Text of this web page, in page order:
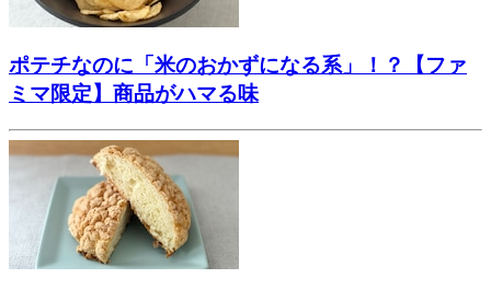
ポテチなのに「米のおかずになる系」！？【ファ
ミマ限定】商品がハマる味